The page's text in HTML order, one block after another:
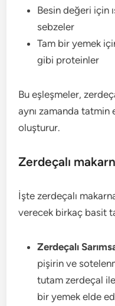
Besin değeri için
sebzeler
Tam bir yemek
gibi proteinler
Bu eşleşmeler,
aynı zamanda tatmin
oluşturur.
Zerdeçalı
İşte zerdeçalı
verecek birkaç basit
Zerdeçalı
pişirin ve
tutam zerdeçal ile
bir yemek elde